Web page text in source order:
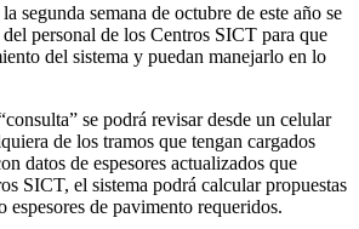
segunda semana de octubre de este año se
personal de los Centros SICT para que
del sistema y puedan manejarlo en lo
se podrá revisar desde un celular
de los tramos que tengan cargados
datos de espesores actualizados que
SICT, el sistema podrá calcular propuestas
de pavimento requeridos.